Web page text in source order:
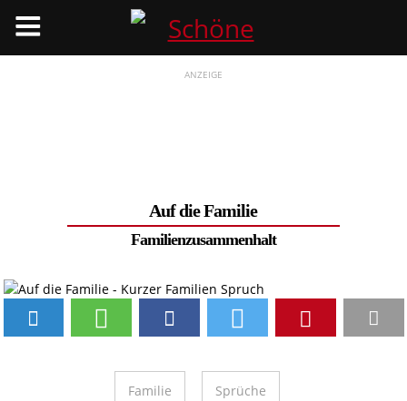
ANZEIGE
Auf die Familie
Familienzusammenhalt
Familie Sprüche